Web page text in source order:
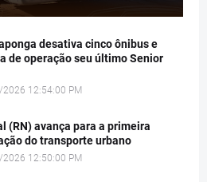
desativa cinco ônibus e
de operação seu último Senior
12:54:00 PM
(RN) avança para a primeira
do transporte urbano
12:50:00 PM